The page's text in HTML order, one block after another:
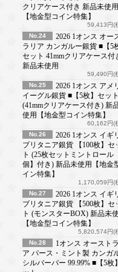
クリアケース付き 新品未使用
【地金型コイン特集】
59,413円(
No.24
2026 1オンス オー
ラリア カンガルー銀貨 ■【5
セット 41mmクリアケース付
新品未使用
59,490円(
No.25
2026 1オンス アメ
イーグル銀貨 ■【5枚】セット
(41mmクリアケース付き) 新
使用【地金型コイン特集】
60,162円(
No.26
2026 1オンス イギ
ブリタニア銀貨 【100枚】セ
ト (25枚セットミントロール
個】付き) 新品未使用【地金
イン特集】
1,170,059円(
No.27
2026 1オンス イギ
ブリタニア銀貨 【500枚】セ
ト (モンスターBOX) 新品未
【地金型コイン特集】
5,820,574円(
No.28
1オンス オースト
ア パース・ミント製 カンガ
シルバーバー 99.99% ■【5枚